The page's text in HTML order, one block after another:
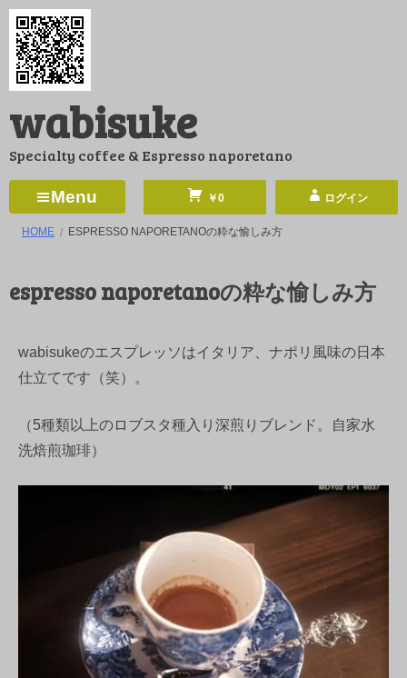
コ
ン
ツ
ス
ッ
wabisuke
Specialty coffee & Espresso naporetano
Menu ￥0 ログイン
HOME ESPRESSO NAPORETANOの粋な愉しみ方
espresso naporetanoの粋な愉しみ方
wabisukeのエスプレッソはイタリア、ナポリ風味の日本
仕立てです（笑）。
（5種類以上のロブスタ種入り深煎りブレンド。自家水
洗焙煎珈琲）